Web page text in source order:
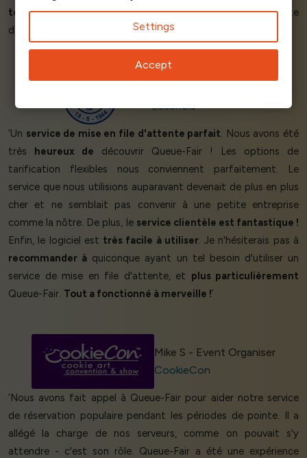
temps d'arrêtou de retard, même lors d'événements à forte
demande.’
Essencia
‘Un service de mise en file d'attente parfait . Nous avons été
très heureux de découvrir Queue-Fair ! Les options de
tarification flexibles nous conviennent parfaitement. Le
service que nous utilisions auparavant devenait de plus en plus
cher et ne semblait pas convenir à une petite entreprise
comme la nôtre. De plus, le service clientèle est fantastique !
Enfin, le logiciel est très facile à utiliser. Je n'hésiterais pas à
recommander à quiconque ayant un tel besoin d'utiliser un
service de mise en file d'attente, et plus particulièrement
Queue-Fair. Tout a fonctionné à merveille !’
Mike S - Event Organiser
CookieCon
‘Nous avons fait appel à Queue-Fair pour aider notre service
de réservation populaire pendant les périodes de pointe. Il a
allégé la charge de nos serveurs, comme on pouvait s'y
attendre - c'est son rôle. Queue-Fair a été une expérience
Settings
Accept